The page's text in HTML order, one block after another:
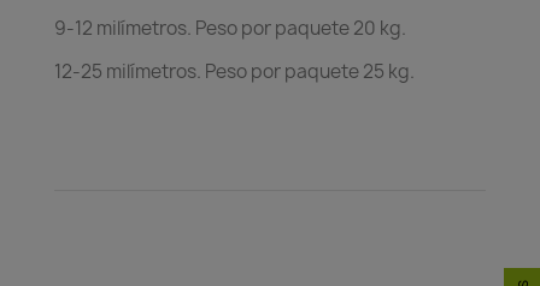
9-12 milímetros. Peso por paquete 20 kg.
12-25 milímetros. Peso por paquete 25 kg.